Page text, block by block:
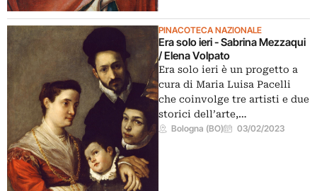
PINACOTECA NAZIONALE
Era solo ieri - Sabrina Mezzaqui
/ Elena Volpato
Era solo ieri è un progetto a
cura di Maria Luisa Pacelli
che coinvolge tre artisti e due
storici dell’arte,…
Bologna (BO) 03/02/2023